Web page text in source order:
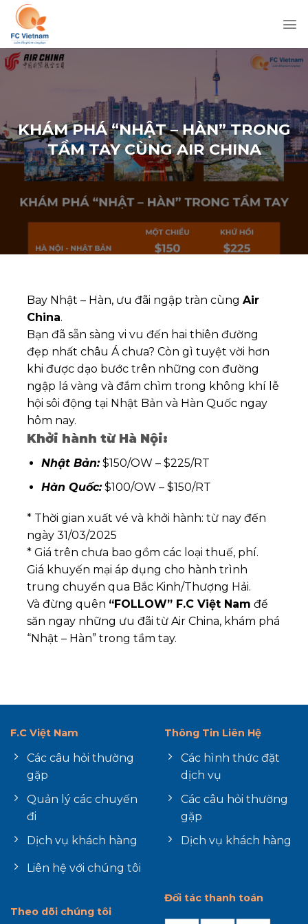
Chuyển
đến
nội
dung
KHÁM PHÁ “NHẬT – HÀN” TRONG
TẦM TAY CÙNG AIR CHINA
Bay Nhật – Hàn, ưu đãi ngập tràn cùng Air
China.
Bạn đã sẵn sàng vi vu đến hai thiên đường
đẹp nhất châu Á chưa? Còn gì tuyệt vời hơn
khi được dạo bước trên những con đường
ngập lá vàng và đắm chìm trong không khí lễ
hội sôi động tại Nhật Bản và Hàn Quốc ngay
hôm nay.
Khởi hành từ Hà Nội:
Nhật Bản:$150/OW – $225/RT
Hàn Quốc:$100/OW – $150/RT
* Thời gian xuất vé và khởi hành: từ nay đến
ngày 31/03/2025
* Giá trên chưa bao gồm các loại thuế, phí.
Giá khuyến mại áp dụng cho hành trình
trung chuyển qua Bắc Kinh/Thượng Hải.
Và đừng quên “FOLLOW” F.C Việt Nam để
săn ngay những ưu đãi từ Air China, khám phá
“Nhật – Hàn” trong tầm tay.
F.C Việt Nam
Các câu hỏi thường
gặp
Quản lý các chuyến
đi
Dịch vụ khách hàng
Liên hệ với chúng tôi
Thông Tin Liên Hệ
Các hình thức đặt
dịch vụ
Các câu hỏi thường
gặp
Dịch vụ khách hàng
Theo dõi chúng tôi
Đối tác thanh toán